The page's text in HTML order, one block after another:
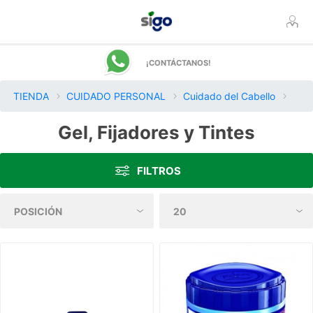
¡CONTÁCTANOS!
TIENDA CUIDADO PERSONAL Cuidado del Cabello
Gel, Fijadores y Tintes
FILTROS